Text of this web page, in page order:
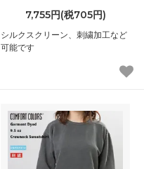
7,755円(税705円)
シルクスクリーン、刺繍加工など
可能です